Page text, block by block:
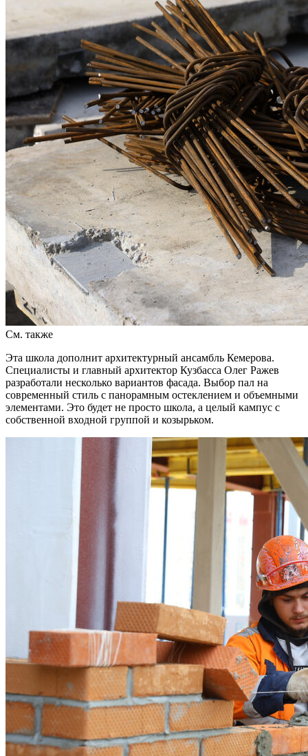
См. также
Эта школа дополнит архитектурный ансамбль Кемерова.
Специалисты и главный архитектор Кузбасса Олег Ражев
разработали несколько вариантов фасада. Выбор пал на
современный стиль с панорамным остеклением и объемными
элементами. Это будет не просто школа, а целый кампус с
собственной входной группой и козырьком.